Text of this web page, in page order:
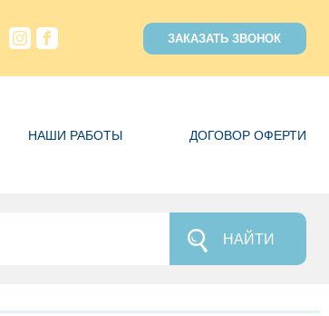
ЗАКАЗАТЬ ЗВОНОК
НАШИ РАБОТЫ ДОГОВОР ОФЕРТИ
НАЙТИ